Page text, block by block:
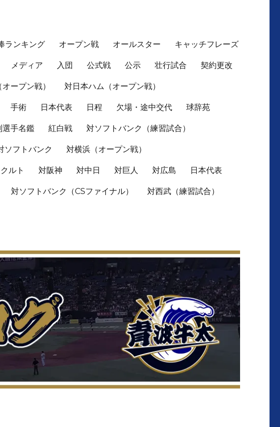
ランキング オープン戦 オールスター キャッチフレーズ
メディア 入団 公式戦 公示 壮行試合 契約更改
ープン戦） 対日本ハム（オープン戦）
手術 日本代表 日程 欠場・途中交代 球辞苑
選手名鑑 紅白戦 対ソフトバンク（練習試合）
ソフトバンク 対横浜（オープン戦）
ルト 対阪神 対中日 対巨人 対広島 日本代表
対ソフトバンク（CSファイナル） 対西武（練習試合）